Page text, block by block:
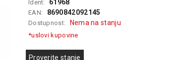
Ident: 61968
EAN: 8690842092145
Dostupnost: Nema na stanju
*uslovi kupovine
Proverite stanje